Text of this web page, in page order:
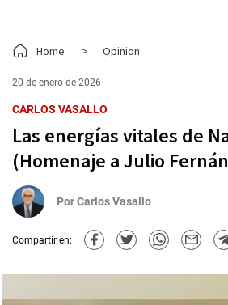
Home > Opinion
20 de enero de 2026
CARLOS VASALLO
Las energías vitales de
(Homenaje a Julio
PorCarlos Vasallo
Compartir en: